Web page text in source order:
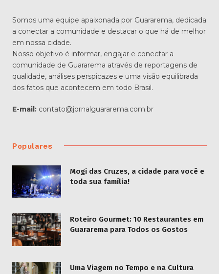
Somos uma equipe apaixonada por Guararema, dedicada
a conectar a comunidade e destacar o que há de melhor
em nossa cidade.
Nosso objetivo é informar, engajar e conectar a
comunidade de Guararema através de reportagens de
qualidade, análises perspicazes e uma visão equilibrada
dos fatos que acontecem em todo Brasil.
E-mail: contato@jornalguararema.com.br
Populares
Mogi das Cruzes, a cidade para você e
toda sua família!
Roteiro Gourmet: 10 Restaurantes em
Guararema para Todos os Gostos
Uma Viagem no Tempo e na Cultura